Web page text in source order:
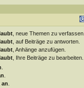
, neue Themen zu verfassen.
, auf Beiträge zu antworten.
, Anhänge anzufügen.
, Ihre Beiträge zu bearbeiten.
an